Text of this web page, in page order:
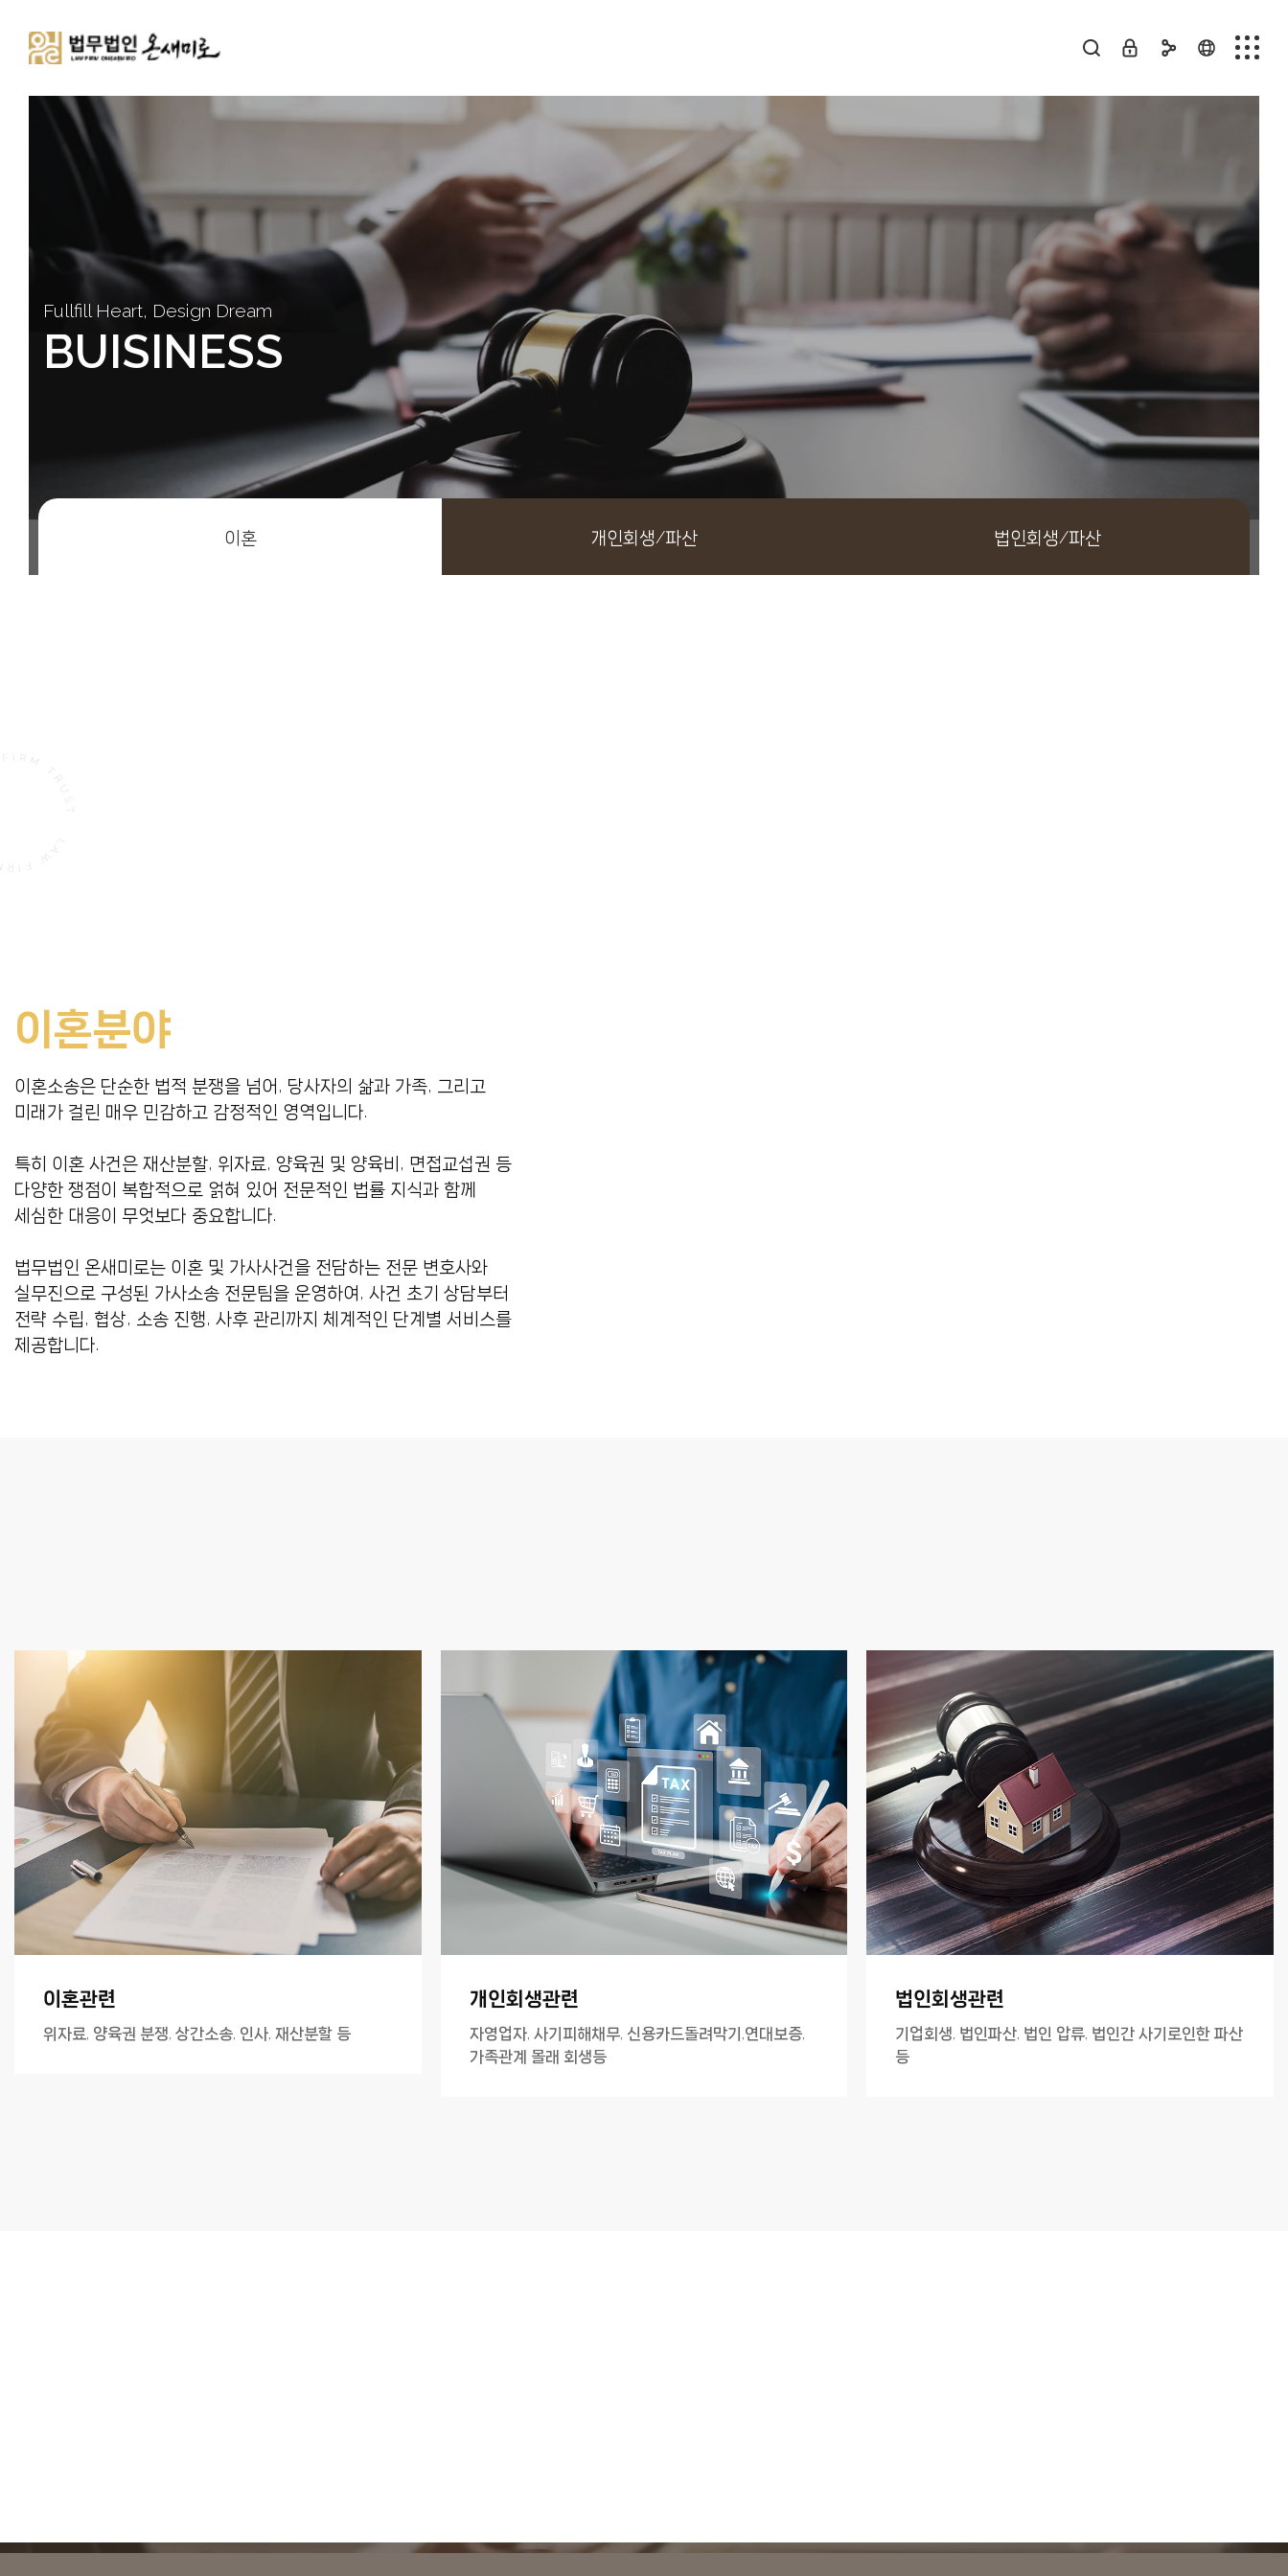
Fullfill Heart, Design Dream
BUISINESS
이혼 개인회생/파산 법인회생/파산
이혼분야
이혼소송은 단순한 법적 분쟁을 넘어, 당사자의 삶과 가족, 그리고
미래가 걸린 매우 민감하고 감정적인 영역입니다.
특히 이혼 사건은 재산분할, 위자료, 양육권 및 양육비, 면접교섭권 등
다양한 쟁점이 복합적으로 얽혀 있어 전문적인 법률 지식과 함께
세심한 대응이 무엇보다 중요합니다.
법무법인 온새미로는 이혼 및 가사사건을 전담하는 전문 변호사와
실무진으로 구성된 가사소송 전문팀을 운영하여, 사건 초기 상담부터
전략 수립, 협상, 소송 진행, 사후 관리까지 체계적인 단계별 서비스를
제공합니다.
이혼관련
위자료, 양육권 분쟁, 상간소송, 인사, 재산분할 등
개인회생관련
자영업자, 사기피해채무, 신용카드돌려막기,연대보증,
가족관계 몰래 회생등
법인회생관련
기업회생, 법인파산, 법인 압류, 법인간 사기로인한 파산
등